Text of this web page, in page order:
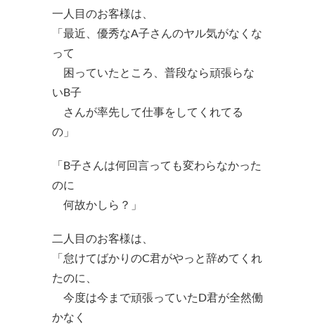
一人目のお客様は、
「最近、優秀なA子さんのヤル気がなくな
って
困っていたところ、普段なら頑張らな
いB子
さんが率先して仕事をしてくれてる
の」
「B子さんは何回言っても変わらなかった
のに
何故かしら？」
二人目のお客様は、
「怠けてばかりのC君がやっと辞めてくれ
たのに、
今度は今まで頑張っていたD君が全然働
かなく